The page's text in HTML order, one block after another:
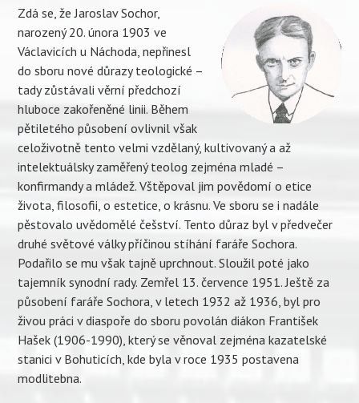
Zdá se, že Jaroslav Sochor,
narozený 20. února 1903 ve
Václavicích u Náchoda, nepřinesl
do sboru nové důrazy teologické –
tady zůstávali věrní předchozí
hluboce zakořeněné linii. Během
pětiletého působení ovlivnil však
celoživotně tento velmi vzdělaný, kultivovaný a až
intelektuálsky zaměřený teolog zejména mladé –
konfirmandy a mládež. Vštěpoval jim povědomí o etice
života, filosofii, o estetice, o krásnu. Ve sboru se i nadále
pěstovalo uvědomělé češství. Tento důraz byl v předvečer
druhé světové války příčinou stíhání faráře Sochora.
Podařilo se mu však tajně uprchnout. Sloužil poté jako
tajemník synodní rady. Zemřel 13. července 1951. Ještě za
působení faráře Sochora, v letech 1932 až 1936, byl pro
živou práci v diaspoře do sboru povolán diákon František
Hašek (1906-1990), který se věnoval zejména kazatelské
stanici v Bohuticích, kde byla v roce 1935 postavena
modlitebna.